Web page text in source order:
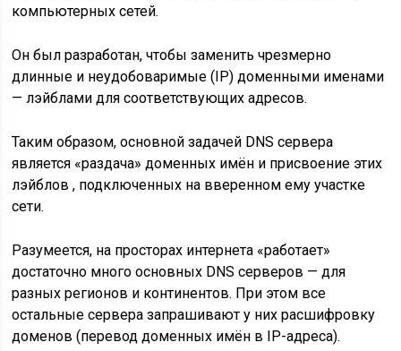
компьютерных сетей.
Он был разработан, чтобы заменить чрезмерно
длинные и неудобоваримые (IP) доменными именами
— лэйблами для соответствующих адресов.
Таким образом, основной задачей DNS сервера
является «раздача» доменных имён и присвоение этих
лэйблов , подключенных на вверенном ему участке
сети.
Разумеется, на просторах интернета «работает»
достаточно много основных DNS серверов — для
разных регионов и континентов. При этом все
остальные сервера запрашивают у них расшифровку
доменов (перевод доменных имён в IP-адреса).